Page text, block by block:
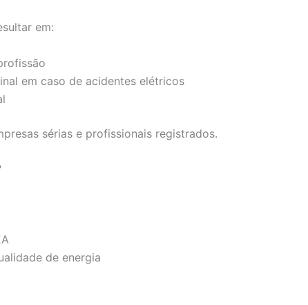
em:
em caso de acidentes elétricos
sérias e profissionais registrados.
de energia